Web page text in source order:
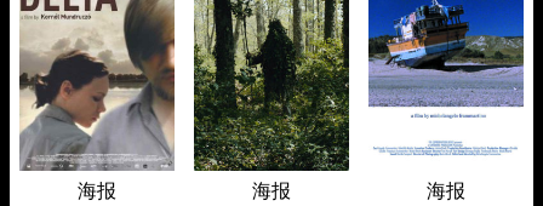
海报 海报 海报